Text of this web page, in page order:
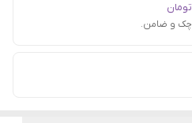
تومان